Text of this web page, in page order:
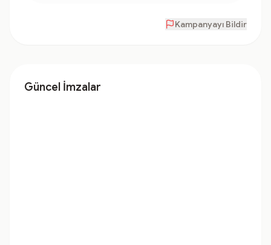
Kampanyayı Bildir
Güncel İmzalar